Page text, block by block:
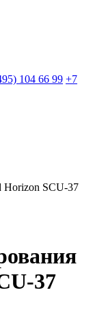
104 66 99 +7
Horizon SCU-37
37